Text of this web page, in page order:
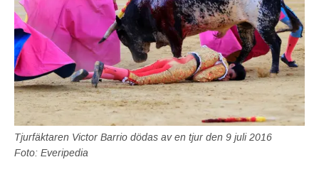
Tjurfäktaren Victor Barrio dödas av en tjur den 9 juli 2016
Foto: Everipedia